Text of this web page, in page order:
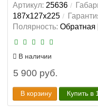
Артикул: 25636
187x127x225
Полярность: Обратная
В наличии
5 900 руб.
В корзину Купить в